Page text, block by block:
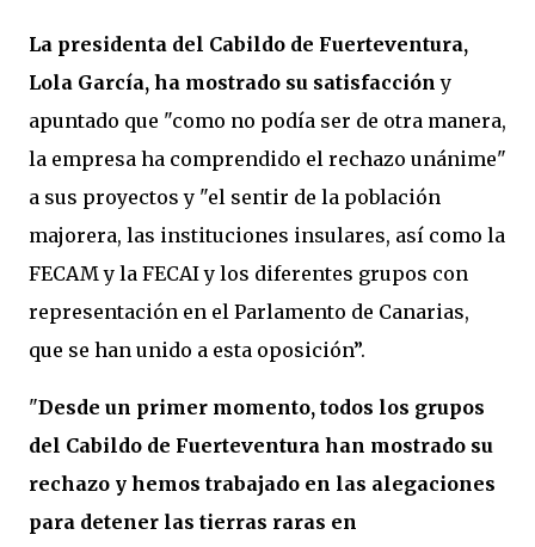
La presidenta del Cabildo de Fuerteventura,
Lola García, ha mostrado su satisfacción y
apuntado que "como no podía ser de otra manera,
la empresa ha comprendido el rechazo unánime"
a sus proyectos y "el sentir de la población
majorera, las instituciones insulares, así como la
FECAM y la FECAI y los diferentes grupos con
representación en el Parlamento de Canarias,
que se han unido a esta oposición”.
"Desde un primer momento, todos los grupos
del Cabildo de Fuerteventura han mostrado su
rechazo y hemos trabajado en las alegaciones
para detener las tierras raras en